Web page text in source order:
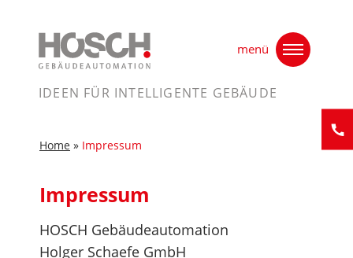
content
IDEEN FÜR INTELLIGENTE GEBÄUDE
menü
Home » Impressum
Impressum
HOSCH Gebäudeautomation
Holger Schaefe GmbH